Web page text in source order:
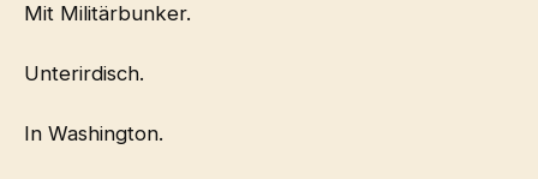
Mit Militärbunker.
Unterirdisch.
In Washington.